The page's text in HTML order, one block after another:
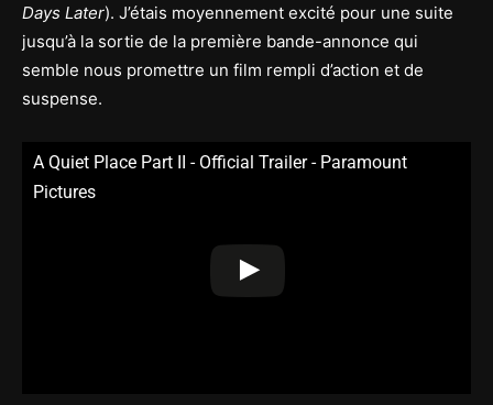
Days Later). J’étais moyennement excité pour une suite
jusqu’à la sortie de la première bande-annonce qui
semble nous promettre un film rempli d’action et de
suspense.
A Quiet Place Part II - Official Trailer - Paramount
Pictures